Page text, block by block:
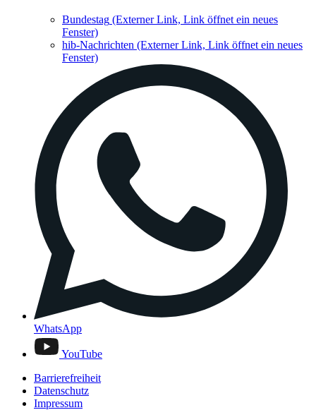
Bundestag (Externer Link, Link öffnet ein neues
Fenster)
hib-Nachrichten (Externer Link, Link öffnet ein neues
Fenster)
WhatsApp
YouTube
Barrierefreiheit
Datenschutz
Impressum